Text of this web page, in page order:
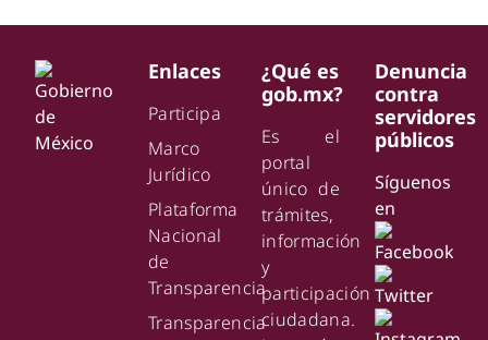
Enlaces
Participa
Marco
Jurídico
Plataforma
Nacional
de
Transparencia
Transparencia
¿Qué es
gob.mx?
Es el
portal
único de
trámites,
información
y
participación
ciudadana.
Denuncia
contra
servidores
públicos
Síguenos
en